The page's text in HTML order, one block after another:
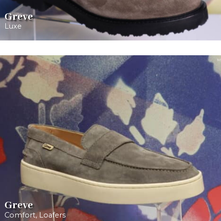
Greve
Luxe
Greve
Comfort,Loafers